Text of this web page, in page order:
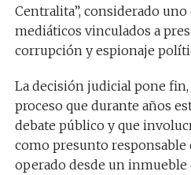
Centralita”, considerado uno
mediáticos vinculados a
corrupción y espionaje
La decisión judicial pone fin,
proceso que durante años
debate público y que
como presunto responsable
operado desde un inmueble